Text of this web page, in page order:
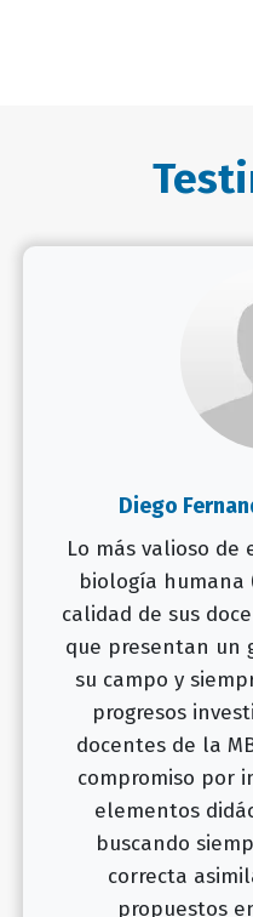
Diego
Lo más valioso
biología humana
calidad de sus
que presentan un
su campo y
progresos
docentes de la
compromiso por
elementos
buscando
correcta
propuestos